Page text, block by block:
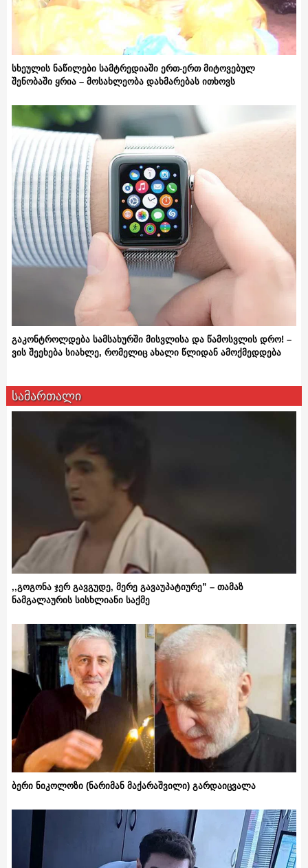
სხეულის ნაწილები სამტრედიაში ერთ-ერთ მიტოვებულ
შენობაში ყრია – მოსახლეობა დახმარებას ითხოვს
გაკონტროლდება სამსახურში მისვლისა და წამოსვლის დრო! –
ვის შეეხება სიახლე, რომელიც ახალი წლიდან ამოქმედდება
სამართალი
,,გოგონა ჯერ გავგუდე, მერე გავაუპატიურე” – თამაზ
ნამგალაურის სისხლიანი საქმე
ბერი ნიკოლოზი (ნარიმან მაქარაშვილი) გარდაიცვალა